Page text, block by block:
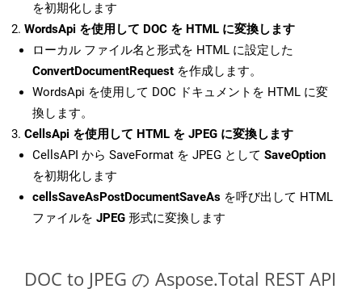
を初期化します
WordsApi を使用して DOC を HTML に変換します
ローカル ファイル名と形式を HTML に設定した
ConvertDocumentRequest を作成します。
WordsApi を使用して DOC ドキュメントを HTML に変
換します。
CellsApi を使用して HTML を JPEG に変換します
CellsAPI から SaveFormat を JPEG として SaveOption
を初期化します
cellsSaveAsPostDocumentSaveAs を呼び出して HTML
ファイルを JPEG 形式に変換します
DOC to JPEG の Aspose.Total REST API